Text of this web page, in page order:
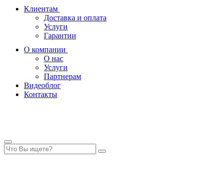
Клиентам
Доставка и оплата
Услуги
Гарантии
О компании
О нас
Услуги
Партнерам
Видеоблог
Контакты